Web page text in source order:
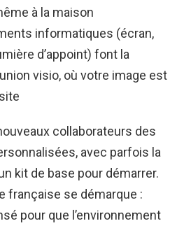
à la maison
informatiques (écran,
d’appoint) font la
visio, où votre image est
collaborateurs des
avec parfois la
kit de base pour démarrer.
française se démarque :
pour que l’environnement